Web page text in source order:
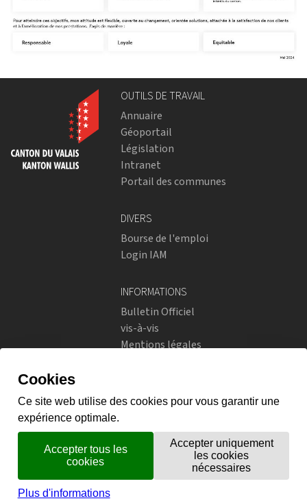
OUTILS DE TRAVAIL
Annuaire
Géoportail
Législation
Intranet
Portail des communes
DIVERS
Bourse de l'emploi
Login IAM
INFORMATIONS
Bulletin Officiel
vis-à-vis
Mentions légales
Instagram
flickr